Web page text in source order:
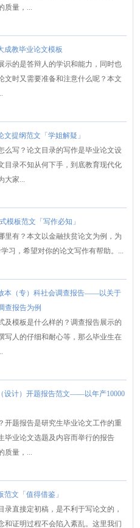
量，...
教毕业论文模板
示的是答辩人的学识和能力，同时也
文时又需要准备和注意什么呢？本文
提纲范文「学姐解疑」
么写？论文目录的写作是毕业论文设
目录不知从何下手，到底教育现代化
家...
模板范文「写作必知」
里有？本文以金融扶贫论文为例，为
习，希望对你的论文写作有帮助。...
本（专）科社会调查报告——以关于
查报告为例
及模板是什么样的？调查报告展示的
写人的仔细和耐心等，那么毕业生在
设计）开题报告范文——以年产10000
开题报告是研究生毕业论文工作的重
毕业论文选题及内容而举行的报告
量，...
文「值得借鉴」
直接定初稿，是不利于写论文的，
和证明过程不会陷入紊乱。这里我们